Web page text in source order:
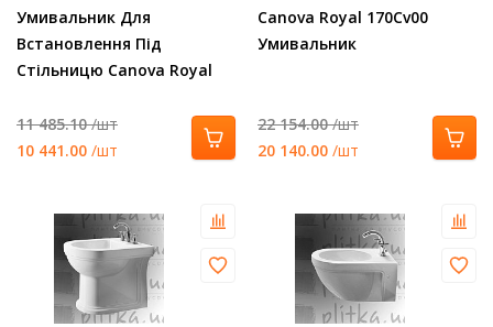
Умивальник Для
Встановлення Під
Стільницю Canova Royal
11 485.10/шт
10 441.00 /шт
Canova Royal 170Cv00
Умивальник
22 154.00/шт
20 140.00 /шт